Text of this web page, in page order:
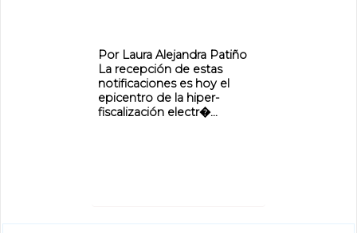
Por Laura Alejandra Patiño
La recepción de estas
notificaciones es hoy el
epicentro de la hiper-
fiscalización electr�...
ADVERTISEMENT